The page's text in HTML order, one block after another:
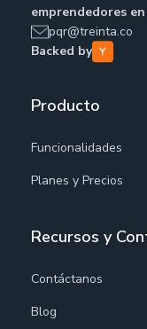
emprendedores
pqr@treinta.co
Backed by
Producto
Funcionalidades
Planes y Precios
Recursos y
Contáctanos
Blog